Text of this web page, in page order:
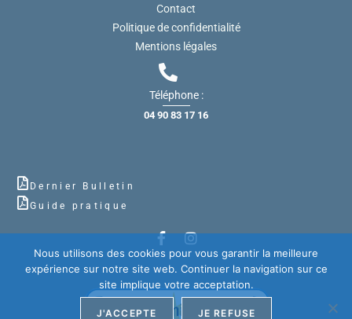
Contact
Politique de confidentialité
Mentions légales
Téléphone :
04 90 83 17 16
Dernier Bulletin
Guide pratique
Nous utilisons des cookies pour vous garantir la meilleure
expérience sur notre site web. Continuer la navigation sur ce
site implique votre acceptation.
J'ACCEPTE JE REFUSE